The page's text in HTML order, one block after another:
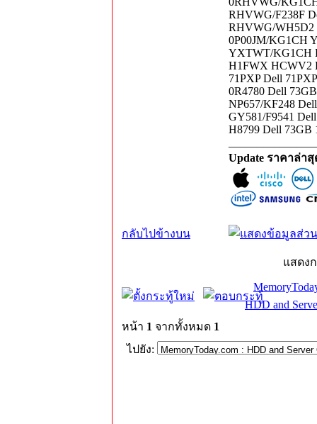
RHVWG/F238F
RHVWG/WH5D2
0P00JM/KG1CH
YXTWT/KG1CH
H1FWX HCWV2
71PXP Dell
0R4780 Dell
NP657/KF248
GY581/F9541
H8799 Dell 73GB
Update ราคาล่า
กลับไปข้างบน
แสดง
HDD and
หน้า 1 จากทั้งหมด 1
ไปยัง: